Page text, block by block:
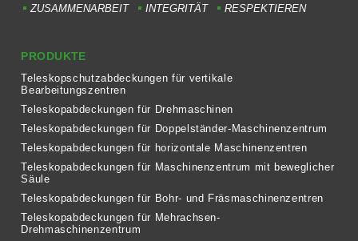
ZUSAMMENARBEIT INTEGRITÄT RESPEKTIEREN
PRODUKTE
Teleskopschutzabdeckungen für vertikale
Bearbeitungszentren
Teleskopabdeckungen für Drehmaschinen
Teleskopabdeckungen für Doppelständer-Maschinenzentrum
Teleskopabdeckungen für horizontale Maschinenzentren
Teleskopabdeckungen für Maschinenzentrum mit beweglicher
Säule
Teleskopabdeckungen für Bohr- und Fräsmaschinenzentren
Teleskopabdeckungen für Mehrachsen-
Drehmaschinenzentrum